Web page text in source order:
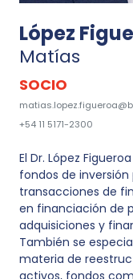
López
Matías
SOCIO
+54 11 5171-2300
El Dr. López
fondos de
transacciones de
en financiación de
adquisiciones y
También se
materia de
activos, fondos